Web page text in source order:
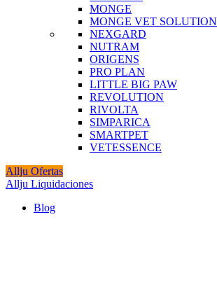
MONGE
MONGE VET SOLUTION
NEXGARD
NUTRAM
ORIGENS
PRO PLAN
LITTLE BIG PAW
REVOLUTION
RIVOLTA
SIMPARICA
SMARTPET
VETESSENCE
Allju Ofertas
Allju Liquidaciones
Blog